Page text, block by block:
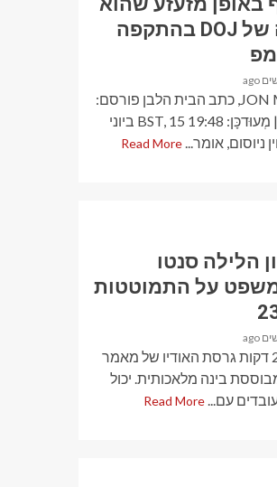
נמצא תחת חקירה של DOJ בהתקפה
מאת JON MICHAEL RAASCH, כתב הבית הלבן פורסם:
19:43 BST, 15 ביוני 2026 | מְעוּדכָּן: 19:48 BST, 15 ביוני
Read More
הלילה סנטו
על התמוטטות
האזינו למאמר הזה מוערך 2 דקות גרסת האודיו של מאמר
בינה מלאכותית. יכול
עם...Read More